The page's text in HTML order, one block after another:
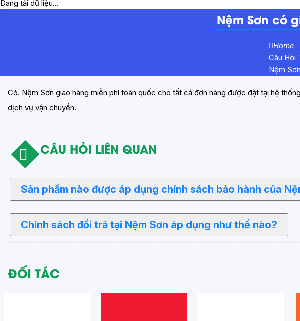
Đang tải dữ liệu...
Nệm Sơn có
Home
Câu Hỏi
Nệm
Có. Nệm Sơn giao hàng miễn phí toàn quốc cho tất cả đơn hàng được đặt tại hệ
dịch vụ vận chuyển.
CÂU HỎI LIÊN QUAN
Sản phẩm nào được áp dụng chính sách bảo hành của
Chính sách đổi trả tại Nệm Sơn áp dụng như thế nào?
ĐỐI TÁC